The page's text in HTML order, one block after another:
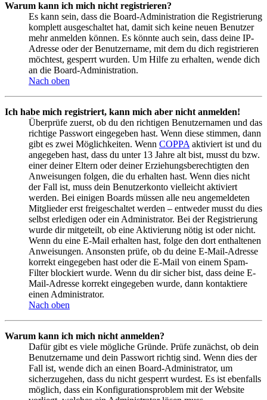
Warum kann ich mich nicht registrieren?
Es kann sein, dass die Board-Administration die Registrierung
komplett ausgeschaltet hat, damit sich keine neuen Benutzer
mehr anmelden können. Es könnte auch sein, dass deine IP-
Adresse oder der Benutzername, mit dem du dich registrieren
möchtest, gesperrt wurden. Um Hilfe zu erhalten, wende dich
an die Board-Administration.
Nach oben
Ich habe mich registriert, kann mich aber nicht anmelden!
Überprüfe zuerst, ob du den richtigen Benutzernamen und das
richtige Passwort eingegeben hast. Wenn diese stimmen, dann
gibt es zwei Möglichkeiten. Wenn COPPA aktiviert ist und du
angegeben hast, dass du unter 13 Jahre alt bist, musst du bzw.
einer deiner Eltern oder deiner Erziehungsberechtigten den
Anweisungen folgen, die du erhalten hast. Wenn dies nicht
der Fall ist, muss dein Benutzerkonto vielleicht aktiviert
werden. Bei einigen Boards müssen alle neu angemeldeten
Mitglieder erst freigeschaltet werden – entweder musst du dies
selbst erledigen oder ein Administrator. Bei der Registrierung
wurde dir mitgeteilt, ob eine Aktivierung nötig ist oder nicht.
Wenn du eine E-Mail erhalten hast, folge den dort enthaltenen
Anweisungen. Ansonsten prüfe, ob du deine E-Mail-Adresse
korrekt eingegeben hast oder die E-Mail von einem Spam-
Filter blockiert wurde. Wenn du dir sicher bist, dass deine E-
Mail-Adresse korrekt eingegeben wurde, dann kontaktiere
einen Administrator.
Nach oben
Warum kann ich mich nicht anmelden?
Dafür gibt es viele mögliche Gründe. Prüfe zunächst, ob dein
Benutzername und dein Passwort richtig sind. Wenn dies der
Fall ist, wende dich an einen Board-Administrator, um
sicherzugehen, dass du nicht gesperrt wurdest. Es ist ebenfalls
möglich, dass ein Konfigurationsproblem mit der Website